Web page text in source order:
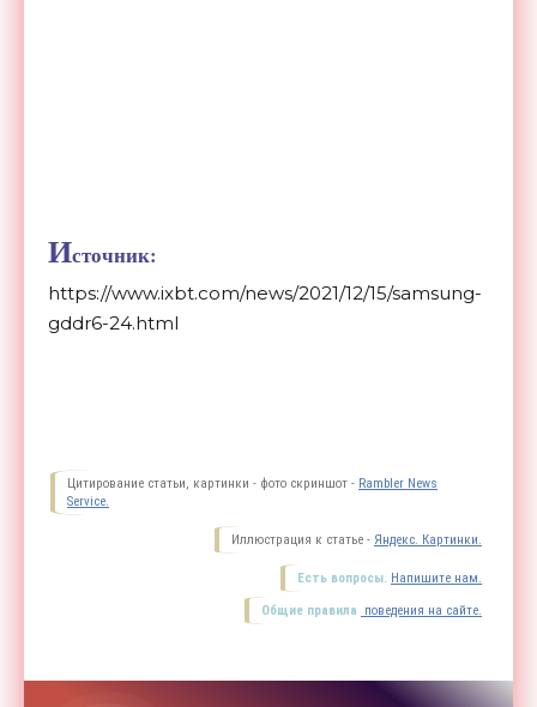
Источник:
https://www.ixbt.com/news/2021/12/15/samsung-
gddr6-24.html
Цитирование статьи, картинки - фото скриншот - Rambler News
Service.
Иллюстрация к статье - Яндекс. Картинки.
Есть вопросы. Напишите нам.
Общие правила поведения на сайте.